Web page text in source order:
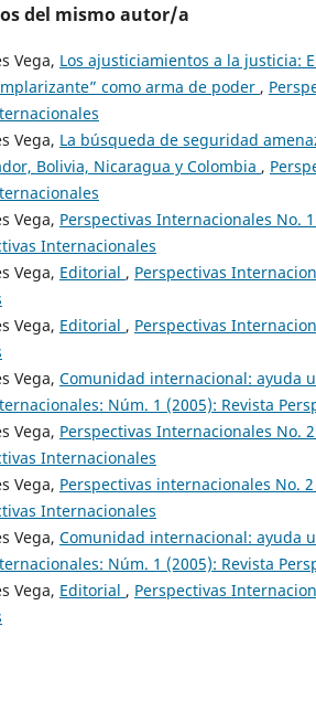
del mismo autor/a
Vega, Los ajusticiamientos a la justicia:
como arma de poder ,
Vega, La búsqueda de seguridad
Bolivia, Nicaragua y Colombia ,
Vega, Perspectivas Internacionales No. 1
Internacionales
Vega, Editorial , Perspectivas
Vega, Editorial , Perspectivas
Vega, Comunidad internacional: ayuda
Núm. 1 (2005): Revista
Vega, Perspectivas Internacionales No. 2
Internacionales
Vega, Perspectivas internacionales No.
Internacionales
Vega, Comunidad internacional: ayuda
Núm. 1 (2005): Revista
Vega, Editorial , Perspectivas